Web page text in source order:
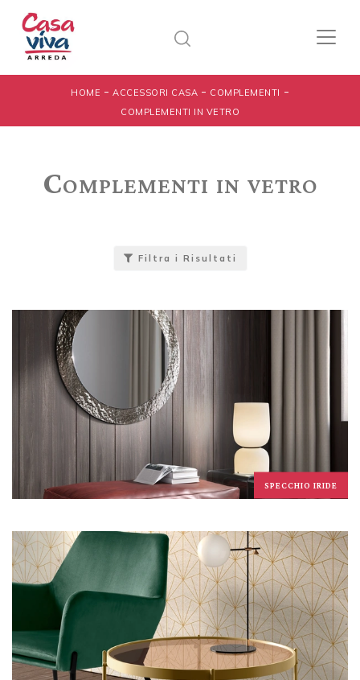
HOME -ACCESSORI CASA - COMPLEMENTI -
COMPLEMENTI IN VETRO
Complementi in vetro
Filtra i Risultati
SPECCHIO IRIDE